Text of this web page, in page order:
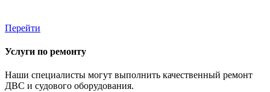
Перейти
Услуги по ремонту
Наши специалисты могут выполнить качественный ремонт
ДВС и судового оборудования.